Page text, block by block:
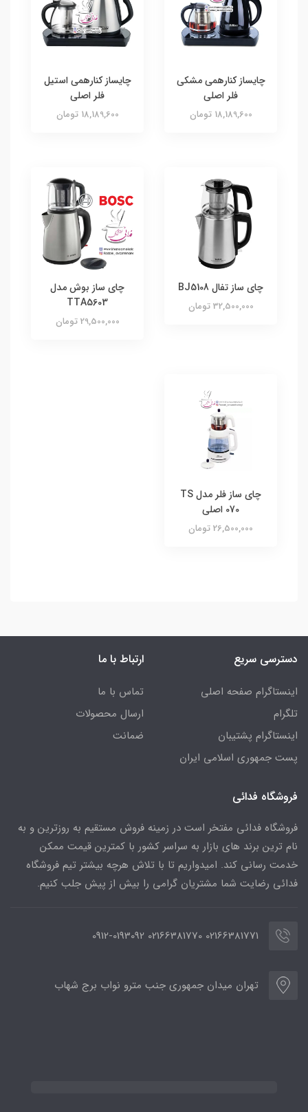
چایساز کنارهمی مشکی
فلر اصلی
18,189,600 تومان
چایساز کنارهمی استیل
فلر اصلی
18,189,600 تومان
چای ساز تفال BJ5108
32,500,000 تومان
چای ساز بوش مدل
TTA5603
29,500,000 تومان
چای ساز فلر مدل TS
070 اصلی
26,500,000 تومان
دسترسی سریع
اینستاگرام صفحه اصلی
تلگرام
اینستاگرام پشتیبان
پست جمهوری اسلامی ایران
ارتباط با ما
تماس با ما
ارسال محصولات
ضمانت
فروشگاه فدائی
فروشگاه فدائی مفتخر است در زمینه فروش مستقیم به روزترین و به
نام ترین برند های بازار به سراسر کشور با کمترین قیمت ممکن
خدمت رسانی کند. امیدواریم تا با تلاش هرچه بیشتر تیم فروشگاه
فدائی رضایت شما مشتریان گرامی را بیش از پیش جلب کنیم.
02166381771 02166381770 0912-0193092
تهران میدان جمهوری جنب مترو نواب برج شهاب